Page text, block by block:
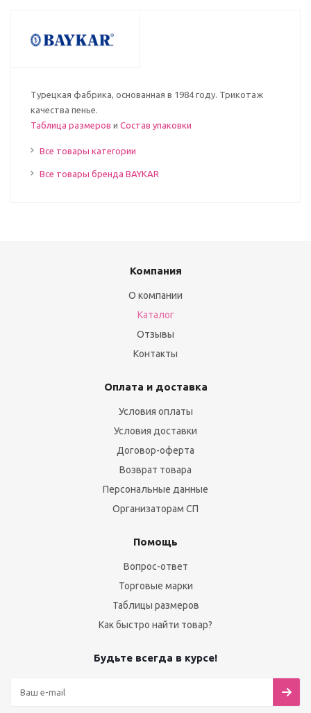
Турецкая фабрика, основанная в 1984 году. Трикотаж
качества пенье.
Таблица размеров и Состав упаковки
Все товары категории
Все товары бренда BAYKAR
Компания
О компании
Каталог
Отзывы
Контакты
Оплата и доставка
Условия оплаты
Условия доставки
Договор-оферта
Возврат товара
Персональные данные
Организаторам СП
Помощь
Вопрос-ответ
Торговые марки
Таблицы размеров
Как быстро найти товар?
Будьте всегда в курсе!